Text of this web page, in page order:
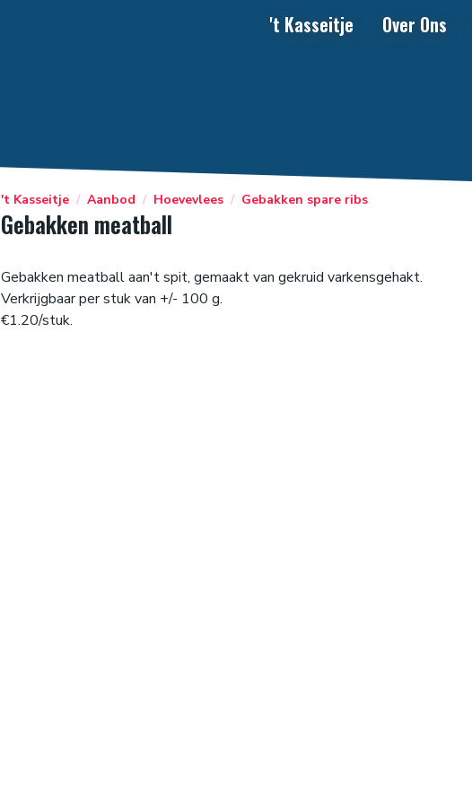
't Kasseitje Over Ons
't Kasseitje / Aanbod / Hoevevlees / Gebakken spare ribs
Gebakken meatball
Gebakken meatball aan't spit, gemaakt van gekruid varkensgehakt.
Verkrijgbaar per stuk van +/- 100 g.
€1.20/stuk.